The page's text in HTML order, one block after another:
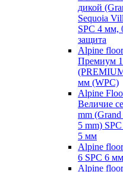
дикой
Sequoia
SPC 4 мм,
защита
Alpine floor
Премиум
мм (WPC)
Alpine
Величие
mm (Grand
5 mm)
5 мм
Alpine
6 SPC 6 мм
Alpine